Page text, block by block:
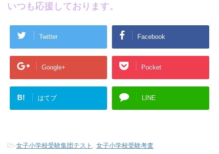
いつも応援しております。
Twitter Facebook
Google+ Pocket
B! はてブ LINE
-女子小学校受験集団テスト
女子小学校受験考査